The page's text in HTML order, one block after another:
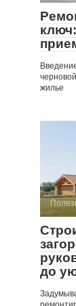
жилье
до